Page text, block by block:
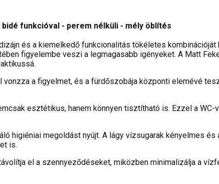
bidé funkcióval - perem nélküli - mély öblítés
és a kiemelkedő funkcionalitás tökéletes
figyelembe veszi a legmagasabb igényeket. A Matt
a figyelmet, és a fürdőszobája központi elemévé
esztétikus, hanem könnyen tisztítható is. Ezzel a
higiéniai megoldást nyújt. A lágy vízsugarak kényelmes
is.
el a szennyeződéseket, miközben minimalizálja a